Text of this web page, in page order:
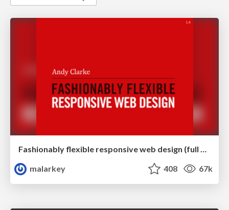
malarkey
408 67k